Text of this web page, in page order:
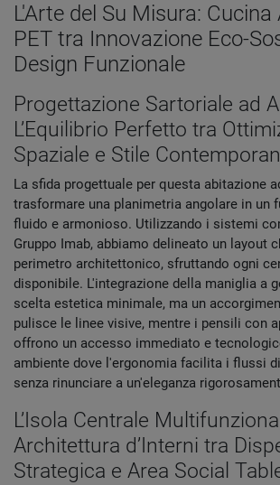
L'Arte del Su Misura: Cucina
PET tra Innovazione Eco-
Design Funzionale
Progettazione Sartoriale ad
L’Equilibrio Perfetto tra
Spaziale e Stile
La sfida progettuale per questa abitazione
trasformare una planimetria angolare in un
fluido e armonioso. Utilizzando i sistemi
Gruppo Imab, abbiamo delineato un layout
perimetro architettonico, sfruttando ogni
disponibile. L'integrazione della maniglia a
scelta estetica minimale, ma un
pulisce le linee visive, mentre i pensili con
offrono un accesso immediato e
ambiente dove l'ergonomia facilita i flussi
senza rinunciare a un'eleganza
L’Isola Centrale
Architettura d’Interni tra
Strategica e Area Social